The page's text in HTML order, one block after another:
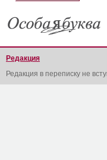
Редакция
Редакция в переписку не